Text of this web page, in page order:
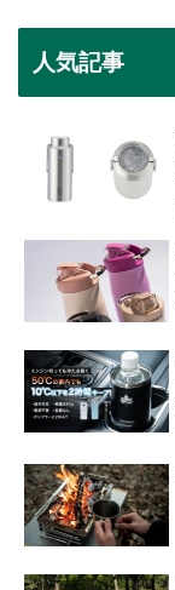
人気記事